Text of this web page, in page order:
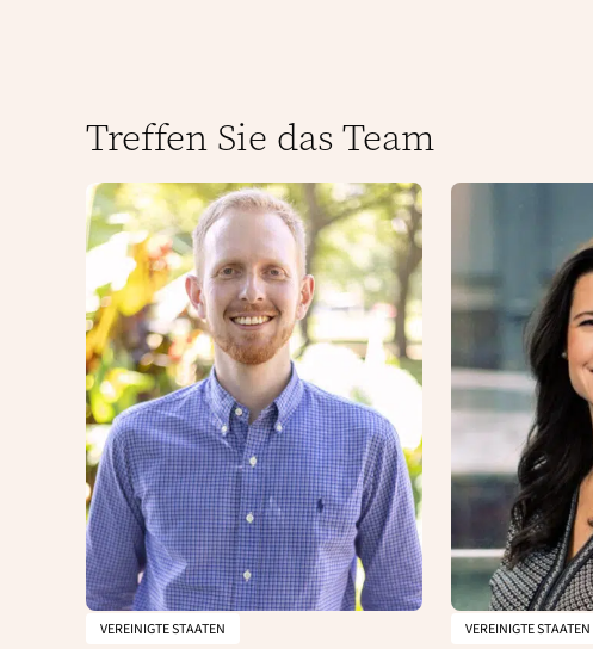
Treffen Sie das Team
VEREINIGTE STAATEN VEREINIGTE STAATEN